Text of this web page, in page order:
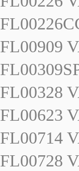
FL00909
FL00328
FL00623
FL00714
FL00728